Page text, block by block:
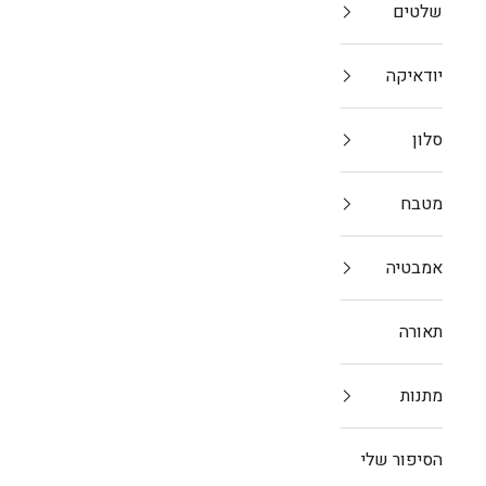
שלטים
יודאיקה
סלון
מטבח
אמבטיה
תאורה
מתנות
הסיפור שלי